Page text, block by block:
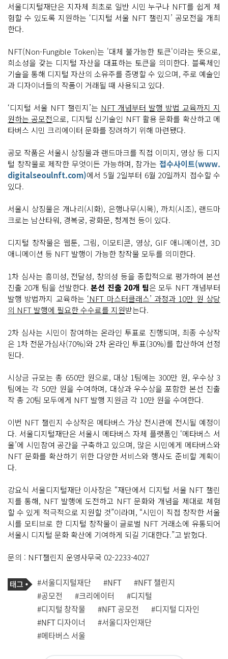
서울디지털재단은 지자체 최초로 일반 시민 누구나 NFT를 쉽게 체
험할 수 있도록 지원하는 ‘디지털 서울 NFT 챌린지’ 공모전을 개최
한다.
NFT(Non-Fungible Token)는 '대체 불가능한 토큰'이라는 뜻으로,
희소성을 갖는 디지털 자산을 대표하는 토큰을 의미한다. 블록체인
기술을 통해 디지털 자산의 소유주를 증명할 수 있으며, 주로 예술인
과 디자이너들의 작품이 거래될 때 사용되고 있다.
‘디지털 서울 NFT 챌린지’는 NFT 개념부터 발행 방법 교육까지 지
원하는 공모전으로, 디지털 신기술인 NFT 활용 문화를 확산하고 메
타버스 시민 크리에이터 문화를 장려하기 위해 마련됐다.
공모 작품은 서울시 상징물과 랜드마크를 직접 이미지, 영상 등 디지
털 창작물로 제작한 무엇이든 가능하며, 참가는 접수사이트(www.
digitalseoulnft.com)에서 5월 2일부터 6월 20일까지 접수할 수
있다.
서울시 상징물은 개나리(시화), 은행나무(시목), 까치(시조), 랜드마
크로는 남산타워, 경복궁, 광화문, 청계천 등이 있다.
디지털 창작물은 웹툰, 그림, 이모티콘, 영상, GIF 애니메이션, 3D
애니메이션 등 NFT 발행이 가능한 창작물 모두를 의미한다.
1차 심사는 흥미성, 전달성, 창의성 등을 종합적으로 평가하여 본선
진출 20개 팀을 선발한다.본선 진출 20개 팀은 모두 NFT 개념부터
발행 방법까지 교육하는 ‘NFT 마스터클래스’ 과정과 10만 원 상당
의 NFT 발행에 필요한 수수료를 지원받는다.
2차 심사는 시민이 참여하는 온라인 투표로 진행되며, 최종 수상작
은 1차 전문가심사(70%)와 2차 온라인 투표(30%)를 합산하여 선정
된다.
시상금 규모는 총 650만 원으로, 대상 1팀에는 300만 원, 우수상 3
팀에는 각 50만 원을 수여하며, 대상과 우수상을 포함한 본선 진출
작 총 20팀 모두에게 NFT 발행 지원금 각 10만 원을 수여한다.
이번 NFT 챌린지 수상작은 메타버스 가상 전시관에 전시될 예정이
다. 서울디지털재단은 서울시 메타버스 자체 플랫폼인 ‘메타버스 서
울’에 시민참여 공간을 구축하고 있으며, 많은 시민에게 메타버스와
NFT 문화를 확산하기 위한 다양한 서비스와 행사도 준비할 계획이
다.
강요식 서울디지털재단 이사장은 “재단에서 디지털 서울 NFT 챌린
지를 통해, NFT 발행에 도전하고 NFT 문화와 개념을 제대로 체험
할 수 있게 적극적으로 지원할 것”이라며, “시민이 직접 창작한 서울
시를 모티브로 한 디지털 창작물이 글로벌 NFT 거래소에 유통되어
서울시 디지털 문화 확산에 기여하게 되길 기대한다.”고 밝혔다.
문의 : NFT챌린지 운영사무국 02-2233-4027
기
사
관
련
태
그
태
그
#서울디지털재단 #NFT
#NFT 챌린지
#공모전
#크리에이터
#디지털
#디지털 창작물
#NFT 공모전
#디지털 디자인
#NFT 디자이너
#서울디자인재단
#메타버스 서울